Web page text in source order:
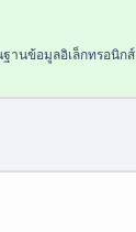
านข้อมูลอิเล็กทรอนิกส์